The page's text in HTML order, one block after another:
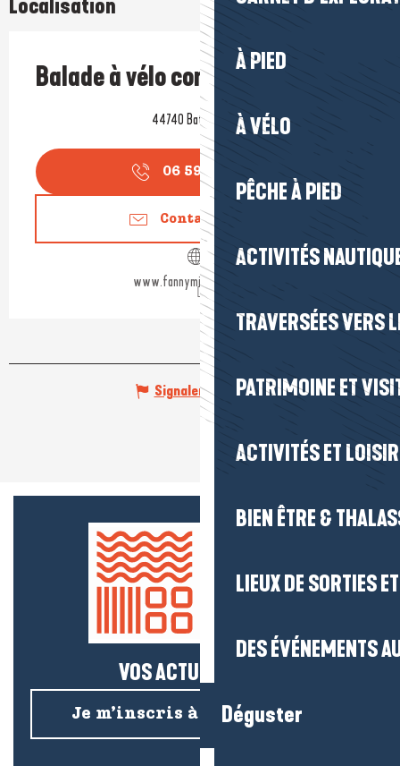
À PIED
À VÉLO
PÊCHE À PIED
ACTIVITÉS
TRAVERSÉES VERS
PATRIMOINE ET
ACTIVITÉS ET
BIEN ÊTRE &
LIEUX DE SORTIES
DES ÉVÉNEMENTS
Déguster
Localisation
Balade à vélo commentée
44740 Batz-sur-Mer
06 59 32 67
Contactez-nous
www.fannyminutepapillon.fr
Signaler une erreur
VOS ACTUS SALÉES !
Je m’inscris à la newsletter